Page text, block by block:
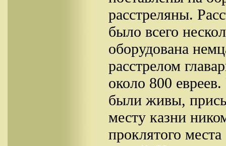
расстреляны.
было всего
оборудована
расстрелом
около 800
были живы,
месту казни
проклятого